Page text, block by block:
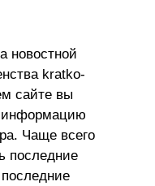
новостной
kratko-
сайте вы
информацию
Чаще всего
последние